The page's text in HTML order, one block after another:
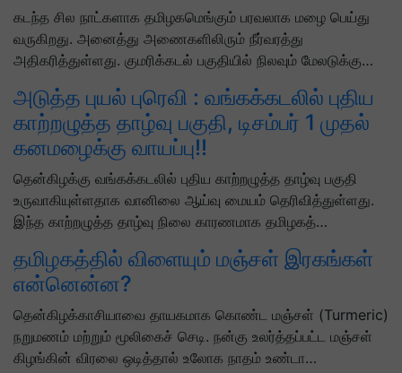
கடந்த சில நாட்களாக தமிழகமெங்கும் பரவலாக மழை பெய்து
வருகிறது. அனைத்து அணைகளிலிரும் நீர்வரத்து
அதிகரித்துள்ளது. குமரிக்கடல் பகுதியில் நிலவும் மேலடுக்கு…
அடுத்த புயல் புரெவி : வங்கக்கடலில் புதிய
காற்றழுத்த தாழ்வு பகுதி, டிசம்பர் 1 முதல்
கனமழைக்கு வாயப்பு!!
தென்கிழக்கு வங்கக்கடலில் புதிய காற்றழுத்த தாழ்வு பகுதி
உருவாகியுள்ளதாக வானிலை ஆய்வு மையம் தெரிவித்துள்ளது.
இந்த காற்றழுத்த தாழ்வு நிலை காரணமாக தமிழகத்…
தமிழகத்தில் விளையும் மஞ்சள் இரகங்கள்
என்னென்ன?
தென்கிழக்காசியாவை தாயகமாக கொண்ட மஞ்சள் (Turmeric)
நறுமணம் மற்றும் மூலிகைச் செடி. நன்கு உலர்த்தப்பட்ட மஞ்சள்
கிழங்கின் விரலை ஒடித்தால் உலோக நாதம் உண்டா…